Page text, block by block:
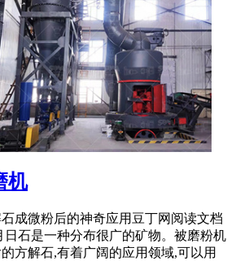
机
成微粉后的神奇应用豆丁网阅读文档
日石是一种分布很广的矿物。被磨粉机
方解石,有着广阔的应用领域,可以用